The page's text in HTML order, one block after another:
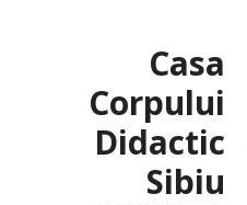
Casa
Corpului
Didactic
Sibiu